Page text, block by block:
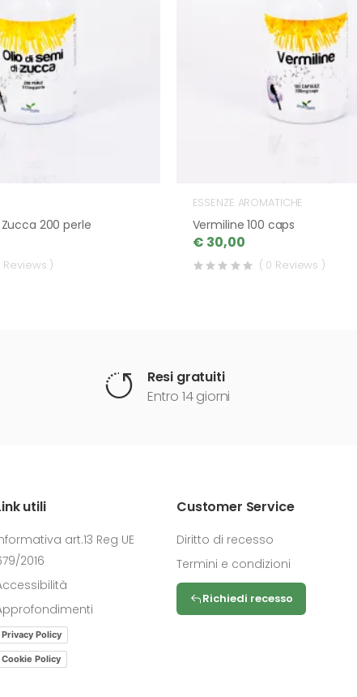
200 perle
Reviews )
ESSENZE AROMATICHE
Vermiline 100 caps
€ 30,00
( 0 Reviews )
Resi gratuiti
Entro 14 giorni
utili
art.13 Reg UE
2016
Privacy Policy
Cookie Policy
Customer Service
Diritto di recesso
Termini e condizioni
Richiedi recesso